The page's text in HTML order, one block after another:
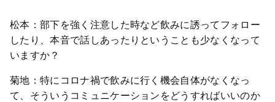
松本：部下を強く注意した時など飲みに誘ってフォロー
したり、本音で話しあったりということも少なくなって
いますか？
菊地：特にコロナ禍で飲みに行く機会自体がなくなっ
て、そういうコミュニケーションをどうすればいいのか